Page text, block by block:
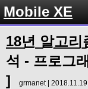
Mobile XE
18년 알고리
석 - 프로그
]
grmanet | 2018.11.19